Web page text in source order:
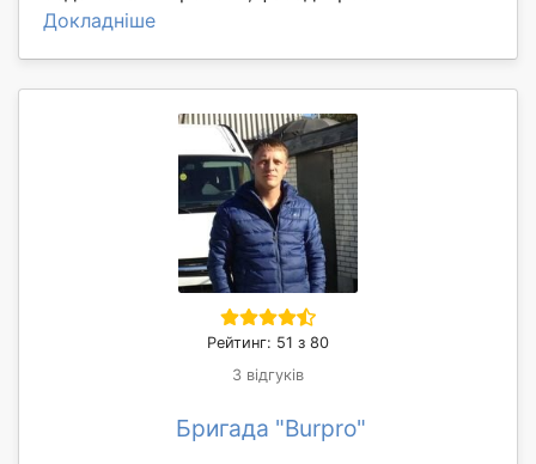
Докладніше
Рейтинг: 51 з 80
3 відгуків
Бригада "Burpro"